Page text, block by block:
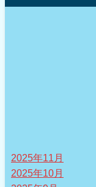
2025年11月
2025年10月